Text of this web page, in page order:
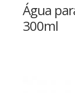
Água
300ml